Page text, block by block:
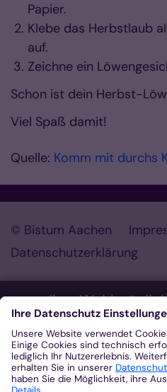
Ihre
Einstellungen
Wir möchten Ihnen ein
Dazu verwenden wir Cookies,
Website notwendig sind. Mit
auch Cookies und andere
Papier.
Klebe das Herbstlaub
auf.
Zeichne ein
Schon ist dein Herbst-
Viel Spaß damit!
Quelle: Komm mit durchs
© Bistum Aachen
Datenschutzerklärung